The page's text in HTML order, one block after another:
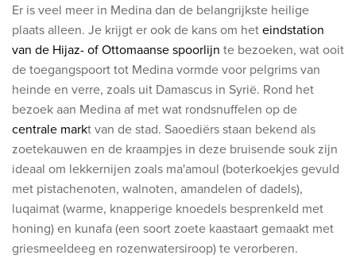
Er is veel meer in Medina dan de belangrijkste heilige
plaats alleen. Je krijgt er ook de kans om heteindstation
van de Hijaz- of Ottomaanse spoorlijn te bezoeken, wat ooit
de toegangspoort tot Medina vormde voor pelgrims van
heinde en verre, zoals uit Damascus in Syrië. Rond het
bezoek aan Medina af met wat rondsnuffelen op de
centrale markt van de stad. Saoediërs staan bekend als
zoetekauwen en de kraampjes in deze bruisende souk zijn
ideaal om lekkernijen zoals ma'amoul (boterkoekjes gevuld
met pistachenoten, walnoten, amandelen of dadels),
luqaimat (warme, knapperige knoedels besprenkeld met
honing) en kunafa (een soort zoete kaastaart gemaakt met
griesmeeldeeg en rozenwatersiroop) te verorberen.